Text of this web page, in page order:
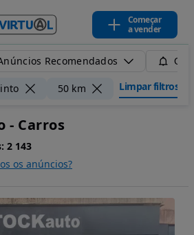
Começar
a vender
Recomendados
50 km Limpar filtros
- Carros
2 143
os anúncios?